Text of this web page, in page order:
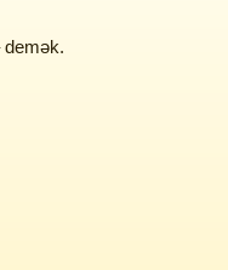
demək.